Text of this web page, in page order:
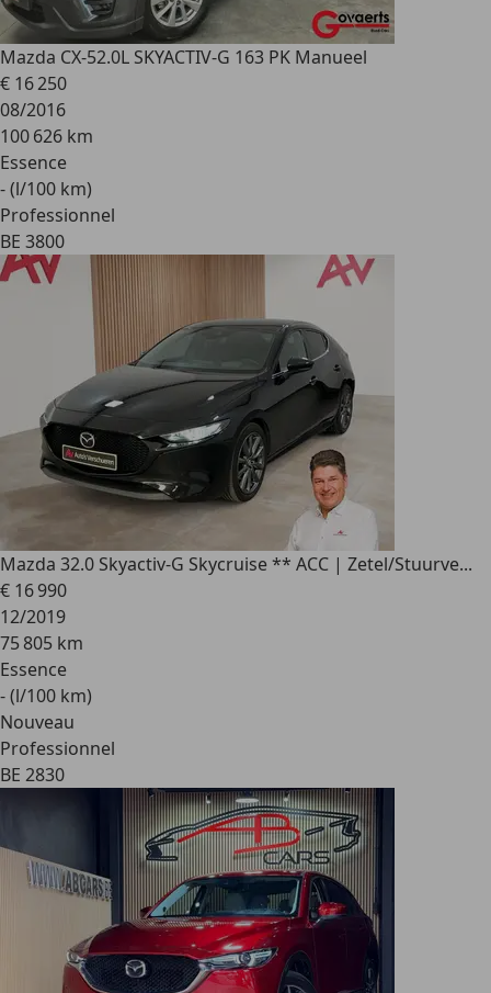
Mazda CX-52.0L SKYACTIV-G 163 PK Manueel
€ 16 250
08/2016
100 626 km
Essence
- (l/100 km)
Professionnel
BE 3800
Mazda 32.0 Skyactiv-G Skycruise ** ACC | Zetel/Stuurve...
€ 16 990
12/2019
75 805 km
Essence
- (l/100 km)
Nouveau
Professionnel
BE 2830